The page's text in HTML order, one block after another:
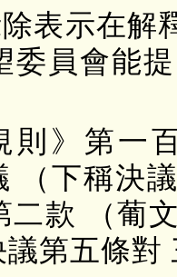
表示在解
委員會能
則》第一
（下稱決
二款 （葡
議第五條